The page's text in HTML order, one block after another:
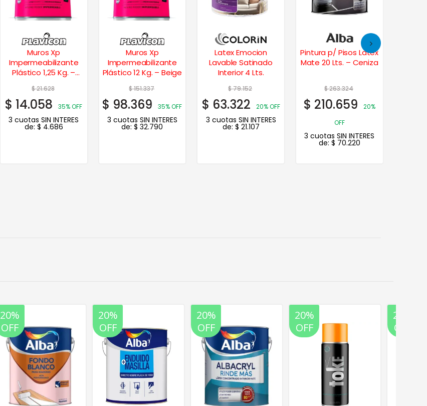
Muros Xp
Impermeabilizante
Plástico 1,25 Kg. –
$21.628
$ 14.058 35% OFF
3 cuotas SIN INTERES
de: $ 4.686
Muros Xp
Impermeabilizante
Plástico 12 Kg. – Beige
$151.337
$ 98.369 35% OFF
3 cuotas SIN INTERES
de:$ 32.790
Latex Emocion
Lavable Satinado
Interior 4 Lts.
$79.152
$ 63.322 20% OFF
3 cuotas SIN INTERES
de: $ 21.107
Pintura p/ Pisos Latex
Mate 20 Lts. – Ceniza
$263.324
$ 210.659
20%
OFF
3 cuotas SIN INTERES
de: $ 70.220
20%
OFF
20%
OFF
20%
OFF
20%
OFF
20%
OFF